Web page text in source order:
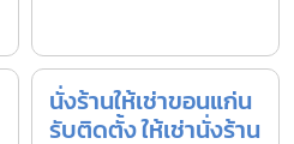
นั่งร้านให้เช่าขอนแก่น
รับติดตั้ง ให้เช่านั่งร้าน